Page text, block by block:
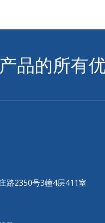
产品的所有
路2350号3幢4层411室